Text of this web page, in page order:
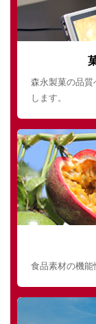
森永製菓の品
します。
食品素材の機能